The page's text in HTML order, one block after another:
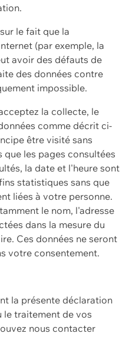
le fait que la
(par exemple, la
avoir des défauts de
des données contre
impossible.
la collecte, le
comme décrit ci-
être visité sans
les pages consultées
la date et l'heure sont
statistiques sans que
liées à votre personne.
le nom, l'adresse
dans la mesure du
Ces données ne seront
votre consentement.
la présente déclaration
le traitement de vos
nous contacter